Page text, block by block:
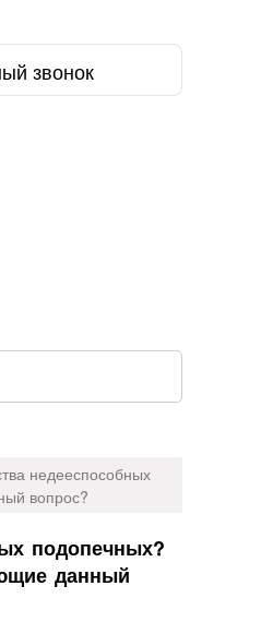
звонок
недееспособных
вопрос?
подопечных?
данный